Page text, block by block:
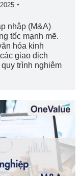
nhập (M&A)
tốc mạnh mẽ.
hóa kinh
giao dịch
trình nghiêm